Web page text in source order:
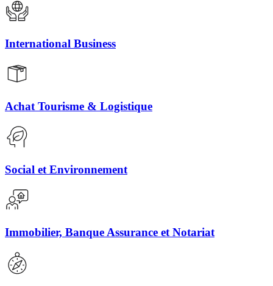
International Business
Achat Tourisme & Logistique
Social et Environnement
Immobilier, Banque Assurance et Notariat